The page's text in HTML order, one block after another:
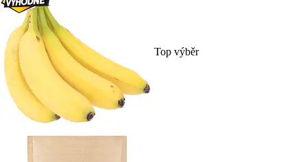
Top výběr